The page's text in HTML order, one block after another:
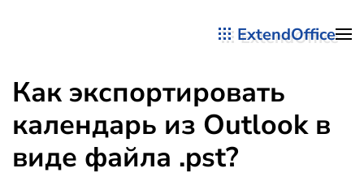
ExtendOffice
Как экспортировать
календарь из Outlook в
виде файла .pst?